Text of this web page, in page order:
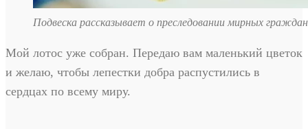
Подвеска рассказывает о преследовании мирных
Мой лотос уже собран. Передаю вам маленький цветок
и желаю, чтобы лепестки добра распустились в
сердцах по всему миру.